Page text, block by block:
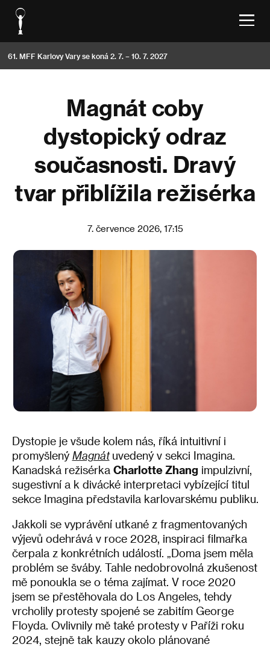
61. MFF Karlovy Vary se koná 2. 7. – 10. 7. 2027
Magnát coby
dystopický odraz
současnosti. Dravý
tvar přiblížila režisérka
7. července 2026, 17:15
Dystopie je všude kolem nás, říká intuitivní i
promyšlený Magnát uvedený v sekci Imagina.
Kanadská režisérka Charlotte Zhang impulzivní,
sugestivní a k divácké interpretaci vybízející titul
sekce Imagina představila karlovarskému publiku.
Jakkoli se vyprávění utkané z fragmentovaných
výjevů odehrává v roce 2028, inspiraci filmařka
čerpala z konkrétních událostí. „Doma jsem měla
problém se šváby. Tahle nedobrovolná zkušenost
mě ponoukla se o téma zajímat. V roce 2020
jsem se přestěhovala do Los Angeles, tehdy
vrcholily protesty spojené se zabitím George
Floyda. Ovlivnily mě také protesty v Paříži roku
2024, stejně tak kauzy okolo plánované